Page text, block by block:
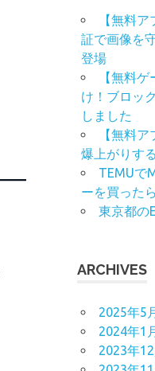
【無料
証で画像を
登場
【無料
け！ブロッ
しました
【無料
爆上がりす
TEMUで
ーを買った
東京都の
ARCHIVES
2025年5
2024年1
2023年12